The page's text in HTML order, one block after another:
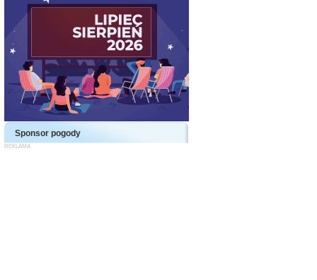
Sponsor pogody